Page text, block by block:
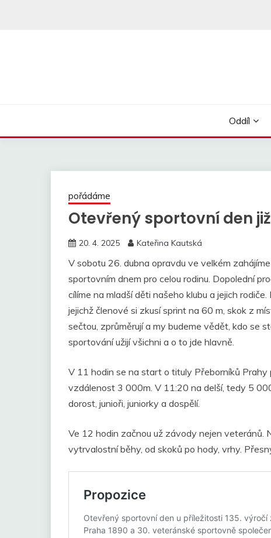
Oddíl
pořádáme
Otevřený sportovní den
20. 4. 2025 Kateřina Kautská
V sobotu 26. dubna opravdu ve velkém
sportovním dnem pro celou rodinu. Dopolední
cílíme na mladší děti našeho klubu a jejich
jejichž členové si zkusí sprint na 60 m, skok z
sečtou, zprůměrují a my budeme vědět, kdo se
sportování užijí všichni a o to jde hlavně.
V 11 hodin se na start o tituly Přeborníků
vzdálenost 3 000m. V 11:20 na delší, tedy 5
dorost, junioři, juniorky a dospělí.
Ve 12 hodin začnou už závody nejen veteránů.
vytrvalostní běhy, od skoků po hody, vrhy.